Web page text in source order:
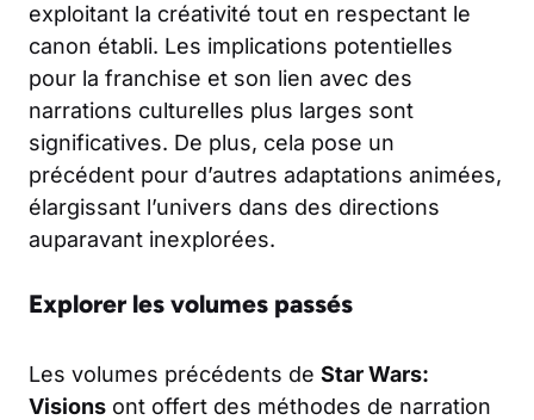
exploitant la créativité tout en respectant le
canon établi. Les implications potentielles
pour la franchise et son lien avec des
narrations culturelles plus larges sont
significatives. De plus, cela pose un
précédent pour d’autres adaptations animées,
élargissant l’univers dans des directions
auparavant inexplorées.
Explorer les volumes passés
Les volumes précédents de Star Wars:
Visions ont offert des méthodes de narration